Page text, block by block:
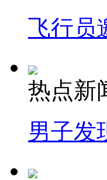
飞行员
热点新
男子发